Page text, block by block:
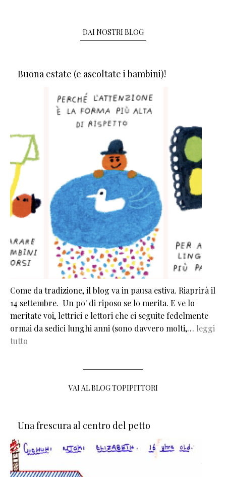
DAI NOSTRI BLOG
Buona estate (e ascoltate i bambini)!
Come da tradizione, il blog va in pausa estiva. Riaprirà il
14 settembre. Un po' di riposo se lo merita. E ve lo
meritate voi, lettrici e lettori che ci seguite fedelmente
ormai da sedici lunghi anni (sono davvero molti,… leggi
tutto
VAI AL BLOG TOPIPITTORI
Una frescura al centro del petto